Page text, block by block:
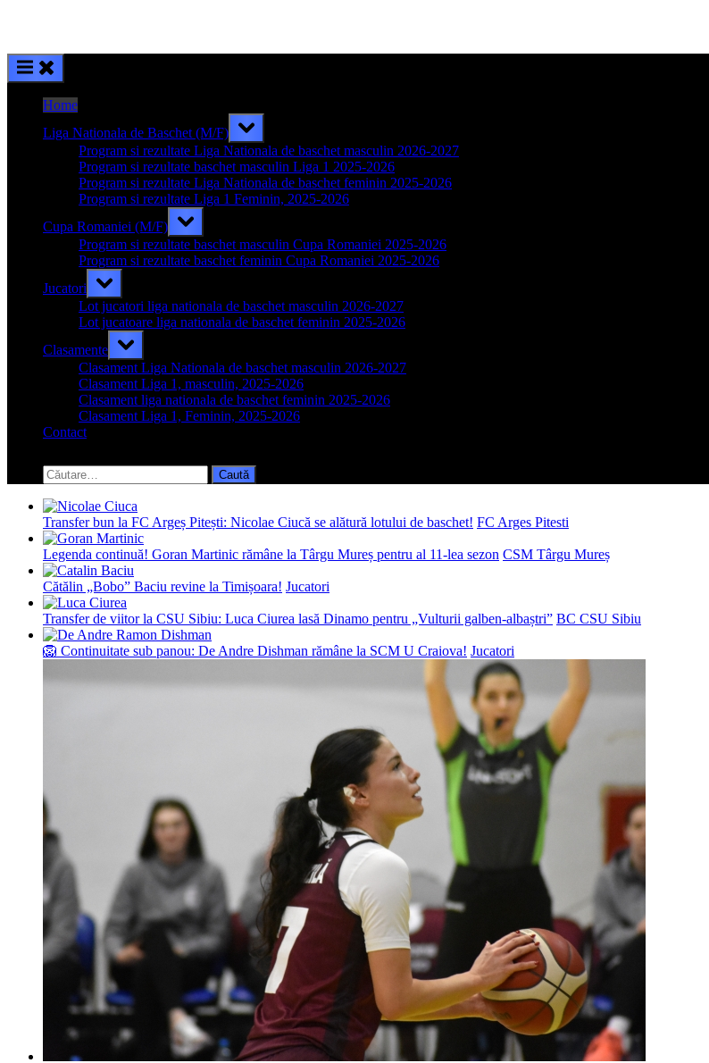
Home
Liga Nationala de Baschet (M/F)
Toggle
sub-
menu
Program si rezultate Liga Nationala de baschet masculin 2026-2027
Program si rezultate baschet masculin Liga 1 2025-2026
Program si rezultate Liga Nationala de baschet feminin 2025-2026
Program si rezultate Liga 1 Feminin, 2025-2026
Cupa Romaniei (M/F)
Toggle
sub-
menu
Program si rezultate baschet masculin Cupa Romaniei 2025-2026
Program si rezultate baschet feminin Cupa Romaniei 2025-2026
Jucatori
Toggle
sub-
menu
Lot jucatori liga nationala de baschet masculin 2026-2027
Lot jucatoare liga nationala de baschet feminin 2025-2026
Clasamente
Toggle
sub-
menu
Clasament Liga Nationala de baschet masculin 2026-2027
Clasament Liga 1, masculin, 2025-2026
Clasament liga nationala de baschet feminin 2025-2026
Clasament Liga 1, Feminin, 2025-2026
Contact
search
form
Caută
după:
Transfer bun la FC Argeș Pitești: Nicolae Ciucă se alătură lotului de baschet! FC Arges Pitesti
Legenda continuă! Goran Martinic rămâne la Târgu Mureș pentru al 11-lea sezon CSM Târgu Mureș
Cătălin „Bobo” Baciu revine la Timișoara! Jucatori
Transfer de viitor la CSU Sibiu: Luca Ciurea lasă Dinamo pentru „Vulturii galben-albaștri” BC CSU Sibiu
🦁 Continuitate sub panou: De Andre Dishman rămâne la SCM U Craiova! Jucatori